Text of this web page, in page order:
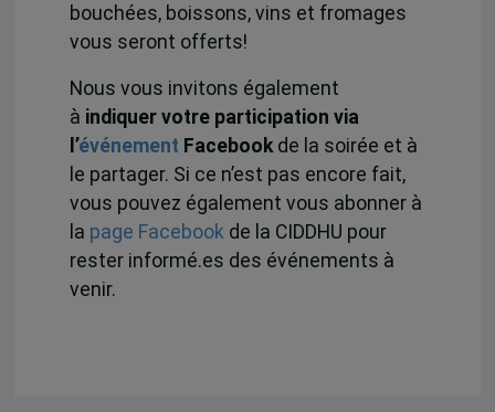
bouchées, boissons, vins et fromages
vous seront offerts!
Nous vous invitons également
à indiquer votre participation via
l’événement Facebookde la soirée et à
le partager. Si ce n’est pas encore fait,
vous pouvez également vous abonner à
la page Facebookde la CIDDHU pour
rester informé.es des événements à
venir.